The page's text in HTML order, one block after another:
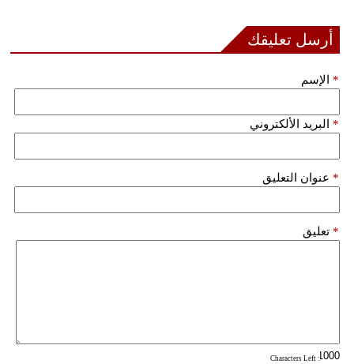
أرسل تعليقك
الإسم *
البريد الألكتروني *
عنوان التعليق *
تعليق *
: Characters Left